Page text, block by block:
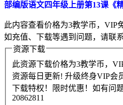
部编版语文四年级上册第13课《
此内容查看价格为3教学币，VIP
如充值、下载等遇到问题，请联
资源下载
此资源下载价格为3教学币，
资源每日更新! 升级终身VIP会
下载特权！限时优惠！如有问
20862811